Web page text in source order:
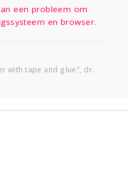
een probleem om
en browser.
with tape and glue", dr.